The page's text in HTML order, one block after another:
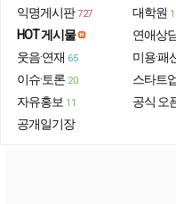
익명게시판 727
HOT 게시물
웃음·연재 65
이슈·토론 20
자유홍보 11
공개일기장
대학원 1
연애상
미용·패
스타트
공식 오